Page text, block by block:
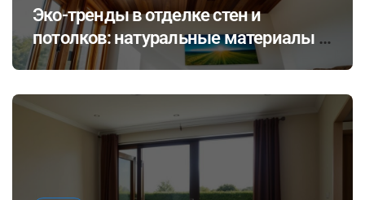
Эко-тренды в отделке стен и
потолков: натуральные материалы и
экологичные покрытия для